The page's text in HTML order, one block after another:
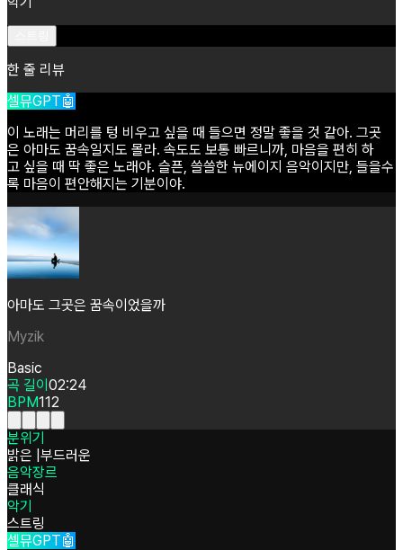
한 줄 리뷰
셀뮤GPT🤖
이 노래는 머리를 텅 비우고 싶을 때 들으면 정말 좋을 것 같아. 그곳
은 아마도 꿈속일지도 몰라. 속도도 보통 빠르니까, 마음을 편히 하
고 싶을 때 딱 좋은 노래야. 슬픈, 쓸쓸한 뉴에이지 음악이지만, 들을수
록 마음이 편안해지는 기분이야.
아마도 그곳은 꿈속이었을까
Myzik
Basic
곡 길이 02:24
BPM112
분위기
밝은 부드러운
음악장르
클래식
악기
스트링
셀뮤GPT🤖